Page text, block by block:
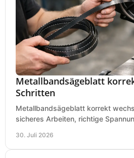
Metallbandsägeblatt
Schritten
Metallbandsägeblatt korrekt
sicheres Arbeiten, richtige
30. Juli 2026